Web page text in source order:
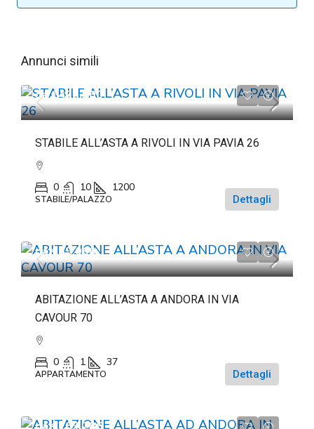
Annunci simili
da€472.500
STABILE ALL’ASTA A RIVOLI IN VIA PAVIA 26
0 10 1200
STABILE/PALAZZO Dettagli
da€69.060
ABITAZIONE ALL’ASTA A ANDORA IN VIA
CAVOUR 70
0 1 37
APPARTAMENTO Dettagli
da€263.286